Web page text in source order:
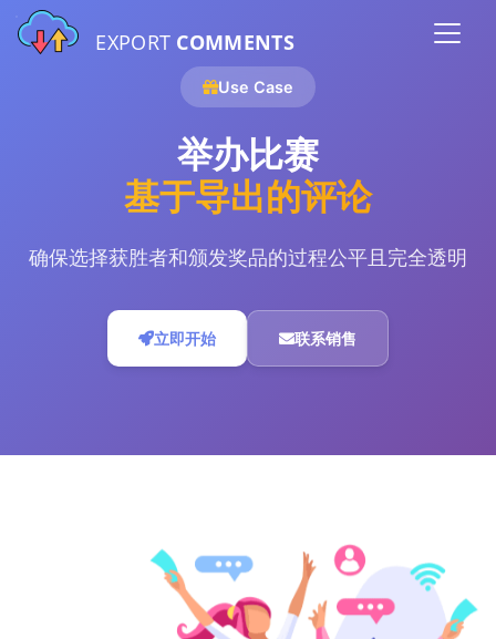
EXPORT COMMENTS
Use Case
举办比赛
基于导出的评论
确保选择获胜者和颁发奖品的过程公平且完全透明
立即开始 联系销售